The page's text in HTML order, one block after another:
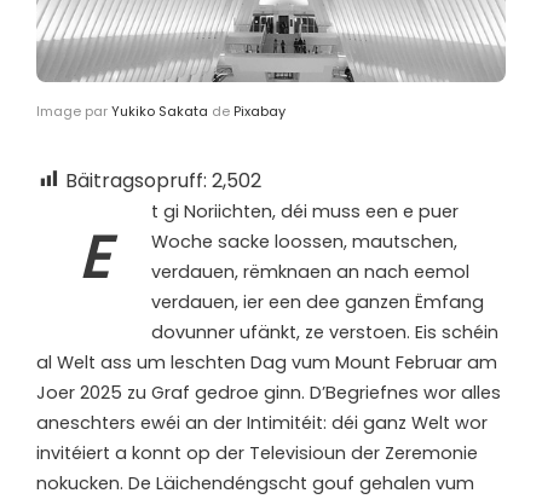
Image parYukiko Sakata de Pixabay
Bäitragsopruff: 2,502
E
t gi Noriichten, déi muss een e puer
Woche sacke loossen, mautschen,
verdauen, rëmknaen an nach eemol
verdauen, ier een dee ganzen Ëmfang
dovunner ufänkt, ze verstoen. Eis schéin
al Welt ass um leschten Dag vum Mount Februar am
Joer 2025 zu Graf gedroe ginn. D’Begriefnes wor alles
aneschters ewéi an der Intimitéit: déi ganz Welt wor
invitéiert a konnt op der Televisioun der Zeremonie
nokucken. De Läichendéngscht gouf gehalen vum